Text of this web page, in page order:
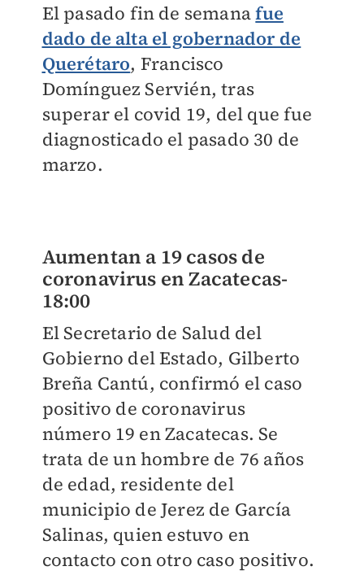
El pasado fin de semanafue
dado de alta el gobernador de
Querétaro, Francisco
Domínguez Servién, tras
superar el covid 19, del que fue
diagnosticado el pasado 30 de
marzo.
Aumentan a 19 casos de
coronavirus en Zacatecas-
18:00
El Secretario de Salud del
Gobierno del Estado, Gilberto
Breña Cantú, confirmó el caso
positivo de coronavirus
número 19 en Zacatecas. Se
trata de un hombre de 76 años
de edad, residente del
municipio de Jerez de García
Salinas, quien estuvo en
contacto con otro caso positivo.